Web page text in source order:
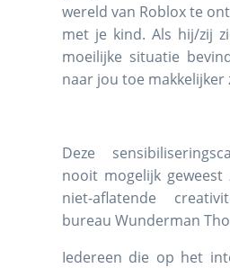
wereld van Roblox te
met je kind. Als hij/zij
moeilijke situatie
naar jou toe makkelijker
Deze
nooit mogelijk geweest
niet-aflatende
bureau Wunderman
Iedereen die op het